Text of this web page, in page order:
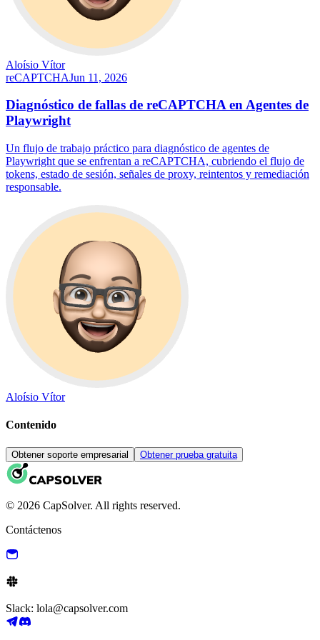
Aloísio Vítor
reCAPTCHAJun 11, 2026
Diagnóstico de fallas de reCAPTCHA en Agentes de
Playwright
Un flujo de trabajo práctico para diagnóstico de agentes de
Playwright que se enfrentan a reCAPTCHA, cubriendo el flujo de
tokens, estado de sesión, señales de proxy, reintentos y remediación
responsable.
Aloísio Vítor
Contenido
Obtener soporte empresarial Obtener prueba gratuita
© 2026 CapSolver. All rights reserved.
Contáctenos
Slack: lola@capsolver.com